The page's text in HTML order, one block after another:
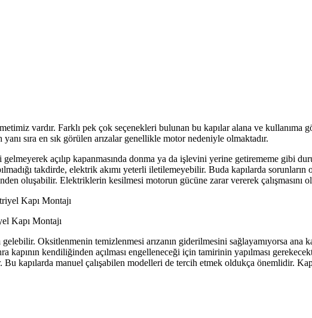
vardır. Farklı pek çok seçenekleri bulunan bu kapılar alana ve kullanıma
sıra en sık görülen arızalar genellikle motor nedeniyle olmaktadır.
açılıp kapanmasında donma ya da işlevini yerine getirememe gibi
takdirde, elektrik akımı yeterli iletilemeyebilir. Buda kapılarda sorunların
oluşabilir. Elektriklerin kesilmesi motorun gücüne zarar vererek çalışmasını
Kapı Montajı
Oksitlenmenin temizlenmesi arızanın giderilmesini sağlayamıyorsa ana
kapının kendiliğinden açılması engelleneceği için tamirinin yapılması
kapılarda manuel çalışabilen modelleri de tercih etmek oldukça önemlidir.